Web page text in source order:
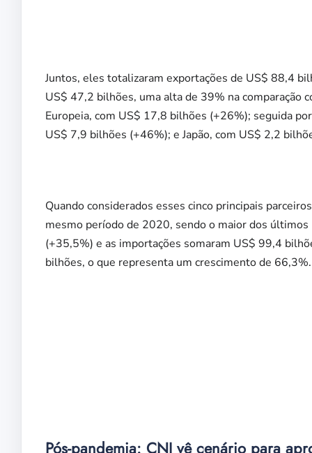
Juntos, eles totalizaram exportações de US$ 88,4
US$ 47,2 bilhões, uma alta de 39% na comparação
Europeia, com US$ 17,8 bilhões (+26%); seguida
US$ 7,9 bilhões (+46%); e Japão, com US$ 2,2
Quando considerados esses cinco principais
mesmo período de 2020, sendo o maior dos
(+35,5%) e as importações somaram US$ 99,4
bilhões, o que representa um crescimento de 66,3%.
Pós-pandemia: CNI vê cenário para